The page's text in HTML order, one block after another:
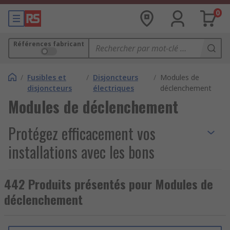
0
Références fabricant
/ Fusibles et
disjoncteurs
/ Disjoncteurs
électriques
/ Modules de
déclenchement
Modules de déclenchement
Protégez efficacement vos
installations avec les bons
Les modules de déclenchement sont essentiels
pour renforcer la sécurité de vos circuits
442 Produits présentés pour Modules de
déclenchement